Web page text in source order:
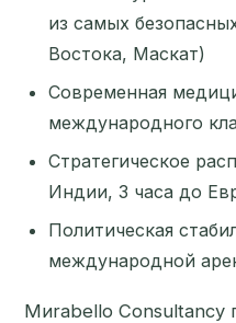
из самых
Востока, Маскат)
Современная
международного
Стратегическое
Индии, 3 часа до
Политическая
международной
Миrabello Consultancy